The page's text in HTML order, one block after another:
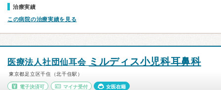
治療実績
この病院の治療実績を見る
医療法人社団仙耳会 ミルディス小児科耳鼻科
東京都足立区千住（北千住駅）
電子決済可 マイナ受付 女医在籍